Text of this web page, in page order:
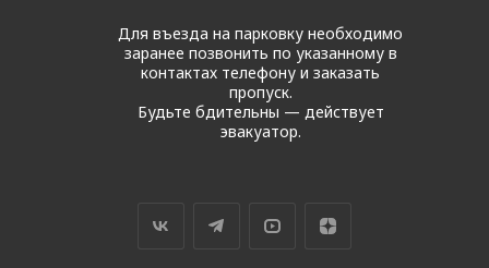
Для въезда на парковку необходимо
заранее позвонить по указанному в
контактах телефону и заказать
пропуск.
Будьте бдительны — действует
эвакуатор.